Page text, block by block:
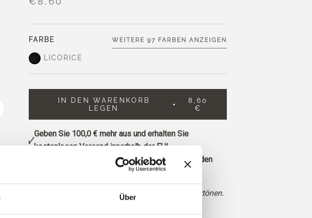
Über
FARBE
LICORICE
WEITERE 97 FARBEN ANZEIGEN
IN DEN WARENKORB
LEGEN
8,60
€
Geben Sie 100,0 €mehr aus und erhalten Sie
kostenlosen Versand innerhalb der EU!
Bestellungen, die vor 13 Uhr MEZ eingehen, werden
noch am selben Tag versandt.
Licorice ein klassisches Schwarz mit kühlen Untertönen.